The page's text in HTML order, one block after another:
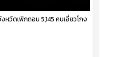
หวัดเพิกถอน 5,145 คนเอี่ยวโกง